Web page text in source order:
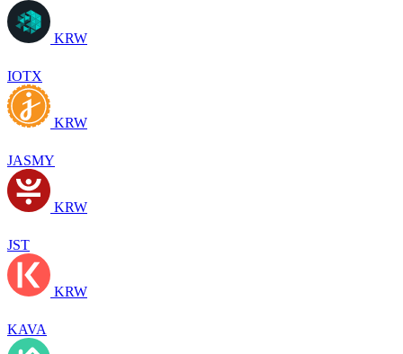
KRW
IOTX
KRW
JASMY
KRW
JST
KRW
KAVA